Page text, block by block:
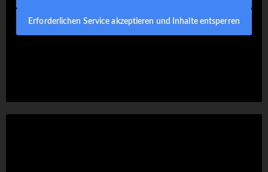
Erforderlichen Service akzeptieren und Inhalte entsperren